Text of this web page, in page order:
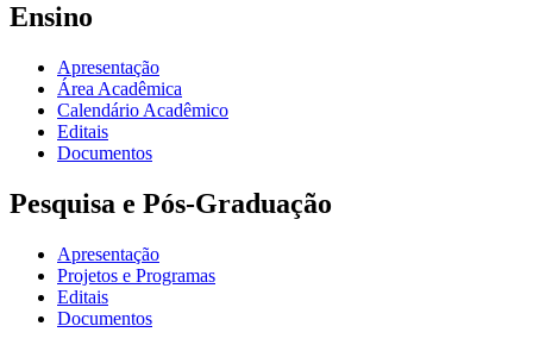
Ensino
Apresentação
Área Acadêmica
Calendário Acadêmico
Editais
Documentos
Pesquisa e Pós-Graduação
Apresentação
Projetos e Programas
Editais
Documentos